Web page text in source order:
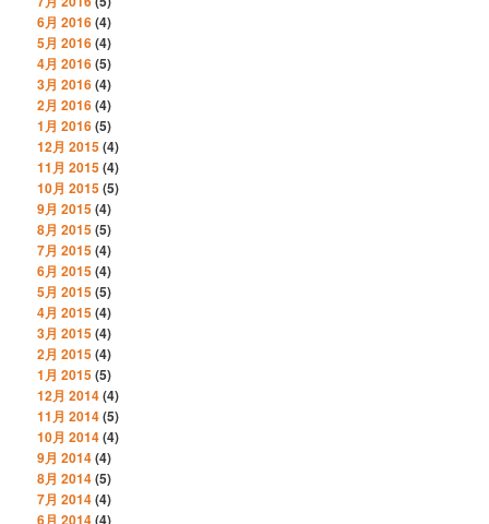
6月 2016(4)
5月 2016(4)
4月 2016(5)
3月 2016(4)
2月 2016(4)
1月 2016(5)
12月 2015(4)
11月 2015(4)
10月 2015(5)
9月 2015(4)
8月 2015(5)
7月 2015(4)
6月 2015(4)
5月 2015(5)
4月 2015(4)
3月 2015(4)
2月 2015(4)
1月 2015(5)
12月 2014(4)
11月 2014(5)
10月 2014(4)
9月 2014(4)
8月 2014(5)
7月 2014(4)
6月 2014(4)